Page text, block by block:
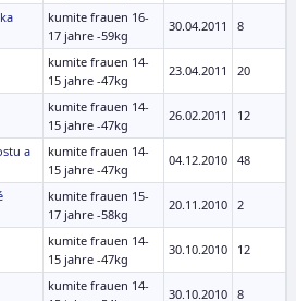
kumite frauen 16-
17 jahre -59kg
30.04.2011 8
kumite frauen 14-
15 jahre -47kg
23.04.2011 20
kumite frauen 14-
15 jahre -47kg
26.02.2011 12
a
kumite frauen 14-
15 jahre -47kg
04.12.2010 48
kumite frauen 15-
17 jahre -58kg
20.11.2010 2
kumite frauen 14-
15 jahre -47kg
30.10.2010 12
kumite frauen 14-
30.10.2010 8